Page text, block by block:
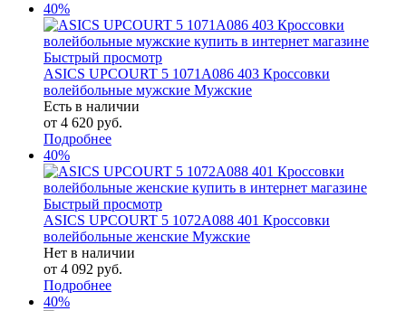
40%
Быстрый просмотр
ASICS UPCOURT 5 1071A086 403 Кроссовки
волейбольные мужские Мужские
Есть в наличии
от 4 620 руб.
Подробнее
40%
Быстрый просмотр
ASICS UPCOURT 5 1072A088 401 Кроссовки
волейбольные женские Мужские
Нет в наличии
от 4 092 руб.
Подробнее
40%